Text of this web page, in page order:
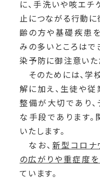
に、手洗いや咳エチ
止につながる行動に
齢の方や基礎疾患
みの多いところはで
染予防に御注意いた
そのためには、学
解に加え、生徒や
整備が大切であり
な手段であります
いたします。
なお、 新型コロナ
の広がりや重症度
ています。